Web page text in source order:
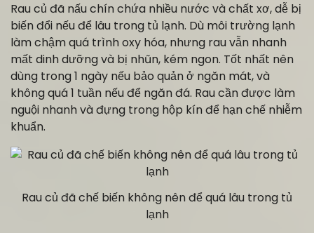
Rau củ đã nấu chín chứa nhiều nước và chất xơ, dễ bị
biến đổi nếu để lâu trong tủ lạnh. Dù môi trường lạnh
làm chậm quá trình oxy hóa, nhưng rau vẫn nhanh
mất dinh dưỡng và bị nhũn, kém ngon. Tốt nhất nên
dùng trong 1 ngày nếu bảo quản ở ngăn mát, và
không quá 1 tuần nếu để ngăn đá. Rau cần được làm
nguội nhanh và đựng trong hộp kín để hạn chế nhiễm
khuẩn.
Rau củ đã chế biến không nên để quá lâu trong tủ
lạnh